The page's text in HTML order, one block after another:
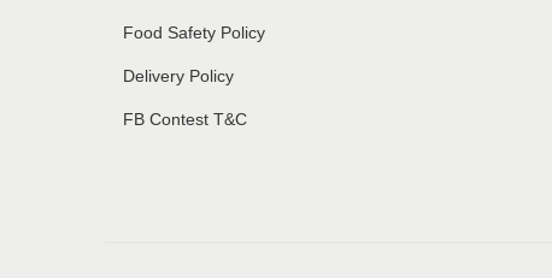
Food Safety Policy
Delivery Policy
FB Contest T&C